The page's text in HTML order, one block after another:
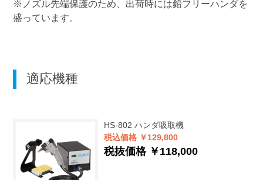
※ノズル先端保護のため、出荷時には鉛フリーハンダを
盛っています。
適応機種
HS-802 ハンダ吸取機
税込価格 ￥129,800
税抜価格 ￥118,000